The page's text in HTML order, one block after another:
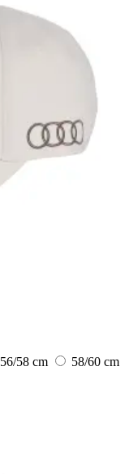
56/58 cm
58/60 cm